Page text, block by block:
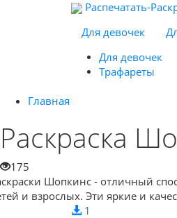
Распечатать-
Для девочек
Для девочек
Трафареты
Главная
Раскраска
175
Шопкинс - отличный
и взрослых. Эти яркие и
1